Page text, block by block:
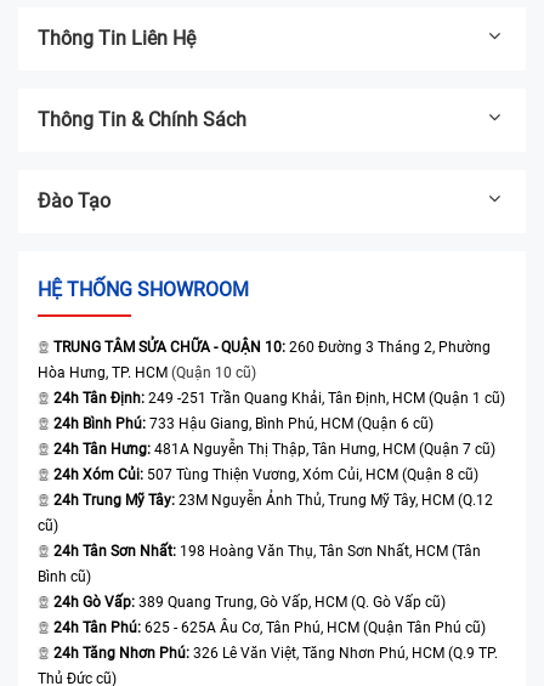
Thông Tin Liên Hệ
Thông Tin & Chính Sách
Đào Tạo
HỆ THỐNG SHOWROOM
TRUNG TÂM SỬA CHỮA - QUẬN 10: 260 Đường 3 Tháng 2, Phường
Hòa Hưng, TP. HCM (Quận 10 cũ)
24h Tân Định: 249 -251 Trần Quang Khải, Tân Định, HCM (Quận 1 cũ)
24h Bình Phú: 733 Hậu Giang, Bình Phú, HCM (Quận 6 cũ)
24h Tân Hưng: 481A Nguyễn Thị Thập, Tân Hưng, HCM (Quận 7 cũ)
24h Xóm Củi: 507 Tùng Thiện Vương, Xóm Củi, HCM (Quận 8 cũ)
24h Trung Mỹ Tây: 23M Nguyễn Ảnh Thủ, Trung Mỹ Tây, HCM (Q.12
cũ)
24h Tân Sơn Nhất: 198 Hoàng Văn Thụ, Tân Sơn Nhất, HCM (Tân
Bình cũ)
24h Gò Vấp: 389 Quang Trung, Gò Vấp, HCM (Q. Gò Vấp cũ)
24h Tân Phú: 625 - 625A Âu Cơ, Tân Phú, HCM (Quận Tân Phú cũ)
24h Tăng Nhơn Phú: 326 Lê Văn Việt, Tăng Nhơn Phú, HCM (Q.9 TP.
Thủ Đức cũ)